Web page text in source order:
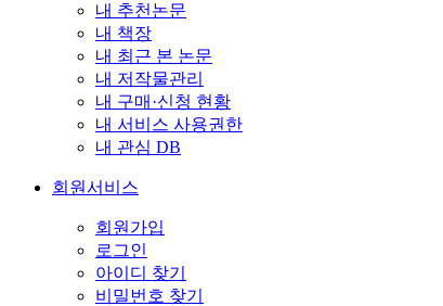
내 추천논문
내 책장
내 최근 본 논문
내 저작물관리
내 구매·신청 현황
내 서비스 사용권한
내 관심 DB
회원서비스
회원가입
로그인
아이디 찾기
비밀번호 찾기